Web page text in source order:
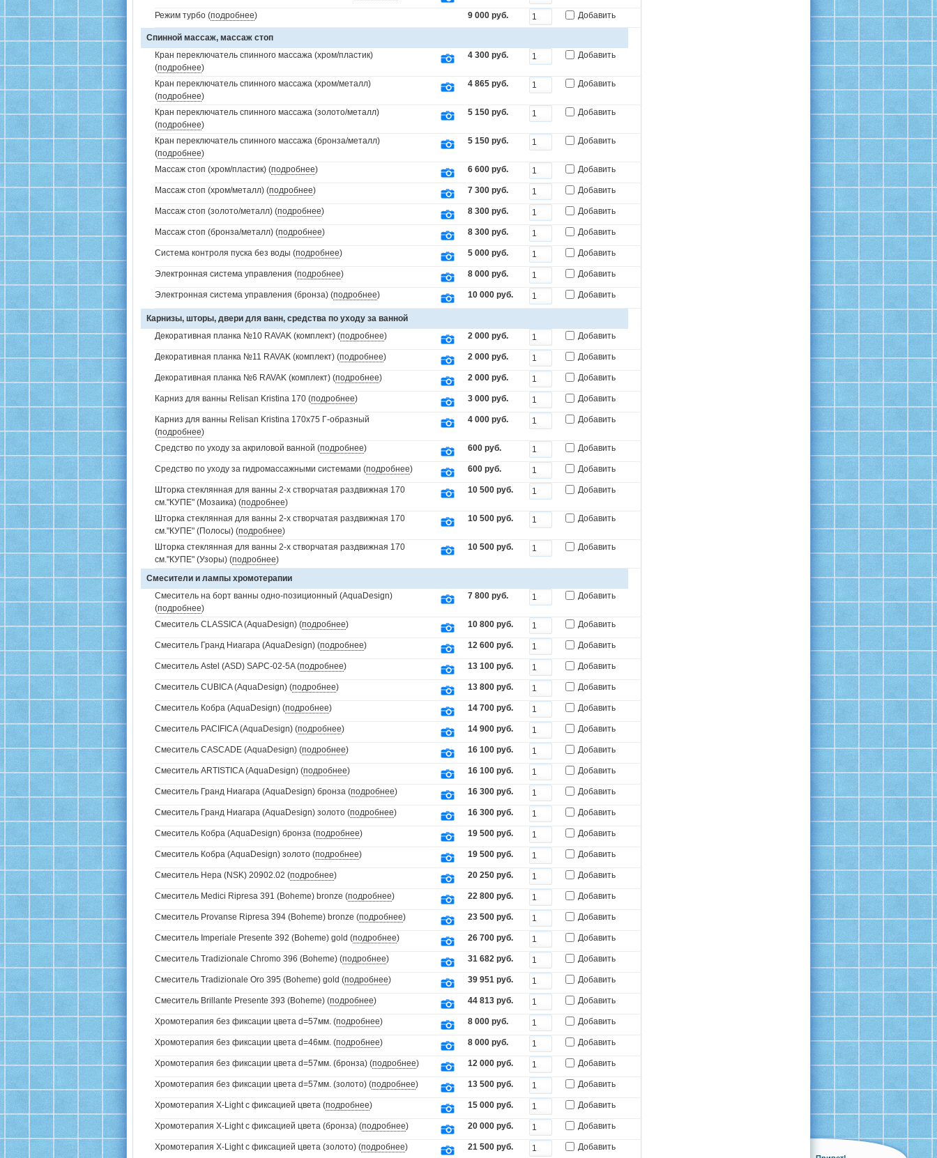
Режим турбо (подробнее) 9 000 руб. Добавить
Спинной массаж, массаж стоп
Кран переключатель спинного массажа (хром/пластик)
(подробнее)
4 300 руб. Добавить
Кран переключатель спинного массажа (хром/металл)
(подробнее)
4 865 руб. Добавить
Кран переключатель спинного массажа (золото/металл)
(подробнее)
5 150 руб. Добавить
Кран переключатель спинного массажа (бронза/металл)
(подробнее)
5 150 руб. Добавить
Массаж стоп (хром/пластик) (подробнее) 6 600 руб. Добавить
Массаж стоп (хром/металл) (подробнее) 7 300 руб. Добавить
Массаж стоп (золото/металл) (подробнее) 8 300 руб. Добавить
Массаж стоп (бронза/металл) (подробнее) 8 300 руб. Добавить
Система контроля пуска без воды (подробнее) 5 000 руб. Добавить
Электронная система управления (подробнее) 8 000 руб. Добавить
Электронная система управления (бронза) (подробнее) 10 000 руб. Добавить
Карнизы, шторы, двери для ванн, средства по уходу за ванной
Декоративная планка №10 RAVAK (комплект) (подробнее) 2 000 руб. Добавить
Декоративная планка №11 RAVAK (комплект) (подробнее) 2 000 руб. Добавить
Декоративная планка №6 RAVAK (комплект) (подробнее) 2 000 руб. Добавить
Карниз для ванны Relisan Kristina 170 (подробнее) 3 000 руб. Добавить
Карниз для ванны Relisan Kristina 170x75 Г-образный
(подробнее)
4 000 руб. Добавить
Средство по уходу за акриловой ванной (подробнее) 600 руб. Добавить
Средство по уходу за гидромассажными системами (подробнее) 600 руб. Добавить
Шторка стеклянная для ванны 2-х створчатая раздвижная 170
см."КУПЕ" (Мозаика) (подробнее)
10 500 руб. Добавить
Шторка стеклянная для ванны 2-х створчатая раздвижная 170
см."КУПЕ" (Полосы) (подробнее)
10 500 руб. Добавить
Шторка стеклянная для ванны 2-х створчатая раздвижная 170
см."КУПЕ" (Узоры) (подробнее)
10 500 руб. Добавить
Смесители и лампы хромотерапии
Смеситель на борт ванны одно-позиционный (AquaDesign)
(подробнее)
7 800 руб. Добавить
Смеситель CLASSICA (AquaDesign) (подробнее) 10 800 руб. Добавить
Смеситель Гранд Ниагара (AquaDesign) (подробнее) 12 600 руб. Добавить
Смеситель Astel (ASD) SAPC-02-5A (подробнее) 13 100 руб. Добавить
Смеситель CUBICA (AquaDesign) (подробнее) 13 800 руб. Добавить
Смеситель Кобра (AquaDesign) (подробнее) 14 700 руб. Добавить
Смеситель PACIFICA (AquaDesign) (подробнее) 14 900 руб. Добавить
Смеситель CASCADE (AquaDesign) (подробнее) 16 100 руб. Добавить
Смеситель ARTISTICA (AquaDesign) (подробнее) 16 100 руб. Добавить
Смеситель Гранд Ниагара (AquaDesign) бронза (подробнее) 16 300 руб. Добавить
Смеситель Гранд Ниагара (AquaDesign) золото (подробнее) 16 300 руб. Добавить
Смеситель Кобра (AquaDesign) бронза (подробнее) 19 500 руб. Добавить
Смеситель Кобра (AquaDesign) золото (подробнее) 19 500 руб. Добавить
Смеситель Нера (NSK) 20902.02 (подробнее) 20 250 руб. Добавить
Смеситель Medici Ripresa 391 (Boheme) bronze (подробнее) 22 800 руб. Добавить
Смеситель Provanse Ripresa 394 (Boheme) bronze (подробнее) 23 500 руб. Добавить
Смеситель Imperiale Presente 392 (Boheme) gold (подробнее) 26 700 руб. Добавить
Смеситель Tradizionale Chromo 396 (Boheme) (подробнее) 31 682 руб. Добавить
Смеситель Tradizionale Oro 395 (Boheme) gold (подробнее) 39 951 руб. Добавить
Смеситель Brillante Presente 393 (Boheme) (подробнее) 44 813 руб. Добавить
Хромотерапия без фиксации цвета d=57мм. (подробнее) 8 000 руб. Добавить
Хромотерапия без фиксации цвета d=46мм. (подробнее) 8 000 руб. Добавить
Хромотерапия без фиксации цвета d=57мм. (бронза) (подробнее) 12 000 руб. Добавить
Хромотерапия без фиксации цвета d=57мм. (золото) (подробнее) 13 500 руб. Добавить
Хромотерапия X-Light с фиксацией цвета (подробнее) 15 000 руб. Добавить
Хромотерапия X-Light с фиксацией цвета (бронза) (подробнее) 20 000 руб. Добавить
Хромотерапия X-Light с фиксацией цвета (золото) (подробнее) 21 500 руб. Добавить